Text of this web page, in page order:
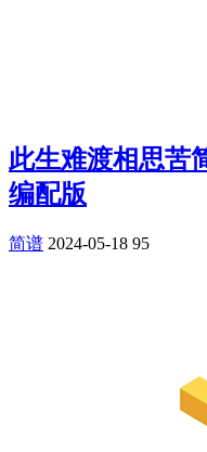
此生难渡相思苦
编配版
简谱 2024-05-18 95